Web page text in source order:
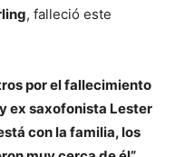
, falleció este
por el fallecimiento
ex saxofonista Lester
con la familia, los